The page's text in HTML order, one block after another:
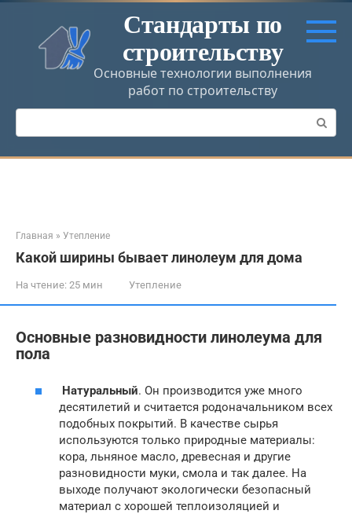
Перейти
контенту
Стандарты по
строительству
Основные технологии выполнения
работ по строительству
Поиск:
Главная » Утепление
Какой ширины бывает линолеум для дома
На чтение: 25 мин Утепление
Основные разновидности линолеума для
пола
Натуральный. Он производится уже много
десятилетий и считается родоначальником всех
подобных покрытий. В качестве сырья
используются только природные материалы:
кора, льняное масло, древесная и другие
разновидности муки, смола и так далее. На
выходе получают экологически безопасный
материал с хорошей теплоизоляцией и